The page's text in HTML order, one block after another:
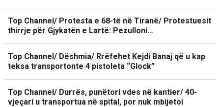
Top Channel/ Protesta e 68-të në Tiranë/ Protestuesit
thirrje për Gjykatën e Lartë: Pezulloni…
Top Channel/ Dëshmia/ Rrëfehet Kejdi Banaj që u kap
teksa transportonte 4 pistoleta “Glock”
Top Channel/ Durrës, punëtori vdes në kantier/ 40-
vjeçari u transportua në spital, por nuk mbijetoi